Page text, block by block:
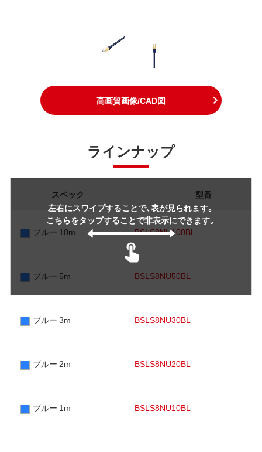
高画質画像/CAD図
ラインナップ
左右にスワイプすることで、表が見られます。
こちらをタップすることで非表示にできます。
スペック 型番
ブルー 10m BSLS8NU100BL
ブルー 5m BSLS8NU50BL
ブルー 3m BSLS8NU30BL
ブルー 2m BSLS8NU20BL
ブルー 1m BSLS8NU10BL